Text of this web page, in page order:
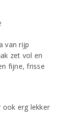
van rijp
zet vol en
fijne, frisse
ook erg lekker